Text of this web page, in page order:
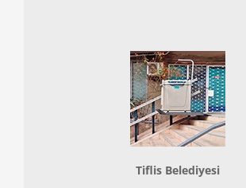
Tiflis Belediyesi